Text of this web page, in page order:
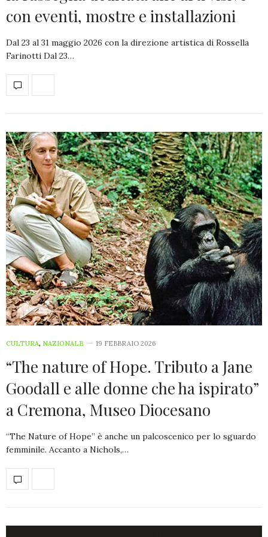
con eventi, mostre e installazioni
Dal 23 al 31 maggio 2026 con la direzione artistica di Rossella
Farinotti Dal 23…
CULTURA, NAZIONALE 19 FEBBRAIO 2026
“The nature of Hope. Tributo a Jane
Goodall e alle donne che ha ispirato”
a Cremona, Museo Diocesano
“The Nature of Hope” è anche un palcoscenico per lo sguardo
femminile. Accanto a Nichols,…